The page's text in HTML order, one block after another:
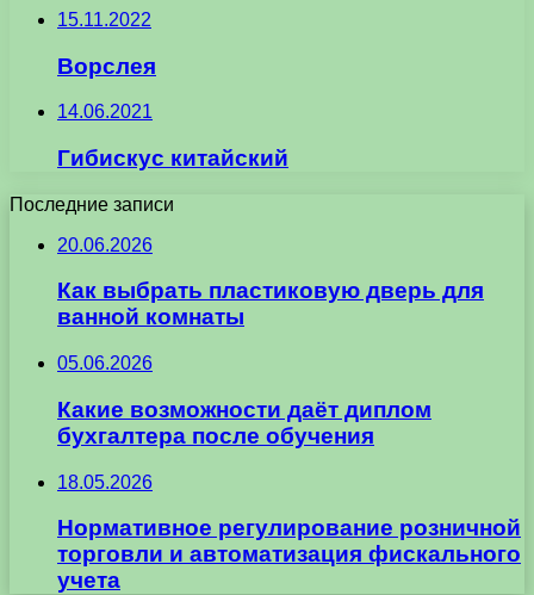
15.11.2022
Ворслея
14.06.2021
Гибискус китайский
Последние записи
20.06.2026
Как выбрать пластиковую дверь для
ванной комнаты
05.06.2026
Какие возможности даёт диплом
бухгалтера после обучения
18.05.2026
Нормативное регулирование розничной
торговли и автоматизация фискального
учета